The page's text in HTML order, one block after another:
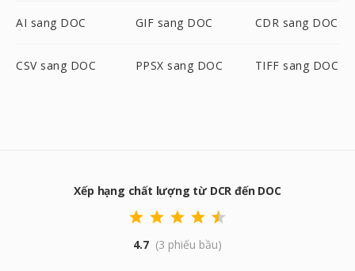
AI sang DOC GIF sang DOC CDR sang DOC
CSV sang DOC PPSX sang DOC TIFF sang DOC
Xếp hạng chất lượng từ DCR đến DOC
4.7 (3 phiếu bầu)